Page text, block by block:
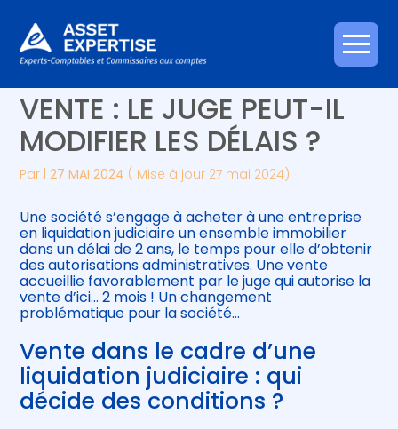
Aller
au
Créer et reprendre une activité
Gérer votre quotidien
Piloter votre entreprise
Développer votre entreprise
Construire votre patrimoine
Être prêt pour la facturation
électronique
Piloter votre gestion
Suivre votre comptabilité
Gérer vos ressources humaines
AUTORISATION D’UNE
VENTE : LE JUGE PEUT-IL
MODIFIER LES DÉLAIS ?
Par |27 MAI 2024 ( Mise à jour 27 mai 2024)
Une société s’engage à acheter à une entreprise
en liquidation judiciaire un ensemble immobilier
dans un délai de 2 ans, le temps pour elle d’obtenir
des autorisations administratives. Une vente
accueillie favorablement par le juge qui autorise la
vente d’ici… 2 mois ! Un changement
problématique pour la société…
Vente dans le cadre d’une
liquidation judiciaire : qui
décide des conditions ?